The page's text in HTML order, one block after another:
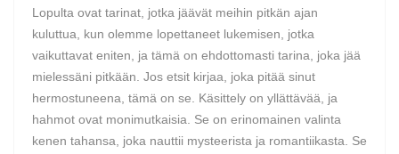
Lopulta ovat tarinat, jotka jäävät meihin pitkän ajan
kuluttua, kun olemme lopettaneet lukemisen, jotka
vaikuttavat eniten, ja tämä on ehdottomasti tarina, joka jää
mielessäni pitkään. Jos etsit kirjaa, joka pitää sinut
hermostuneena, tämä on se. Käsittely on yllättävää, ja
hahmot ovat monimutkaisia. Se on erinomainen valinta
kenen tahansa, joka nauttii mysteerista ja romantiikasta. Se